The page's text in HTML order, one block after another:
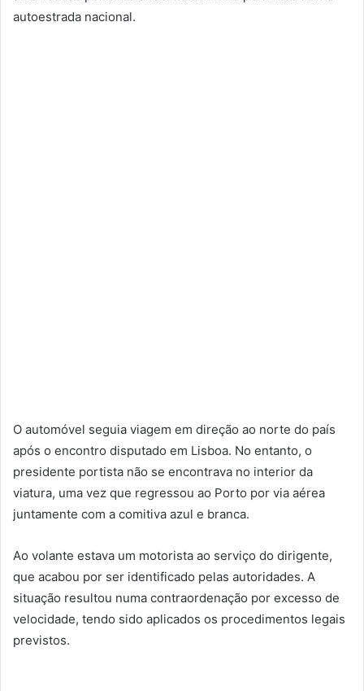
autoestrada nacional.
O automóvel seguia viagem em direção ao norte do país
após o encontro disputado em Lisboa. No entanto, o
presidente portista não se encontrava no interior da
viatura, uma vez que regressou ao Porto por via aérea
juntamente com a comitiva azul e branca.
Ao volante estava um motorista ao serviço do dirigente,
que acabou por ser identificado pelas autoridades. A
situação resultou numa contraordenação por excesso de
velocidade, tendo sido aplicados os procedimentos legais
previstos.